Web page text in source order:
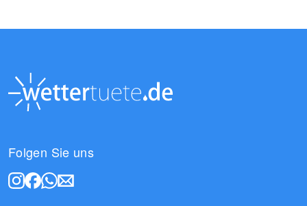
Folgen Sie uns